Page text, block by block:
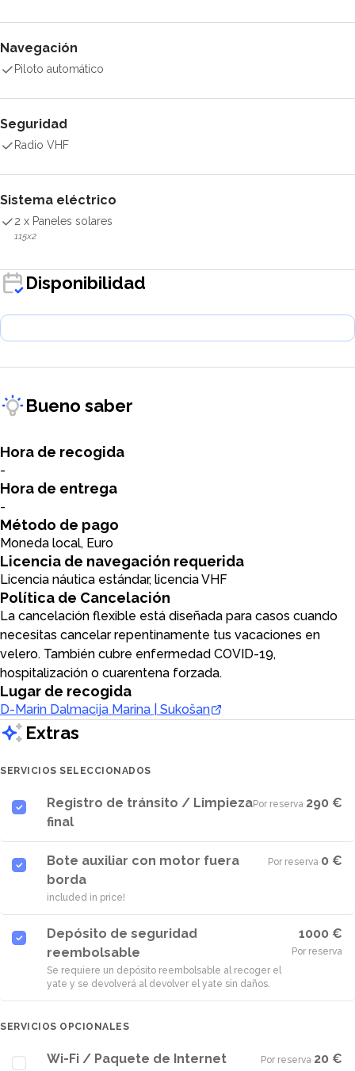
Navegación
Piloto automático
Seguridad
Radio VHF
Sistema eléctrico
2 x Paneles solares
115x2
Disponibilidad
Bueno saber
Hora de recogida
-
Hora de entrega
-
Método de pago
Moneda local, Euro
Licencia de navegación requerida
Licencia náutica estándar, licencia VHF
Política de Cancelación
La cancelación flexible está diseñada para casos cuando
necesitas cancelar repentinamente tus vacaciones en
velero. También cubre enfermedad COVID-19,
hospitalización o cuarentena forzada.
Lugar de recogida
D-Marin Dalmacija Marina | Sukošan
Extras
SERVICIOS SELECCIONADOS
Registro de tránsito / Limpieza
final
Por reserva·290 €
Bote auxiliar con motor fuera
borda
included in price!
Por reserva·0 €
Depósito de seguridad
reembolsable
Se requiere un depósito reembolsable al recoger el
yate y se devolverá al devolver el yate sin daños.
1000 €
Por reserva
SERVICIOS OPCIONALES
Wi-Fi / Paquete de Internet Por reserva·20 €